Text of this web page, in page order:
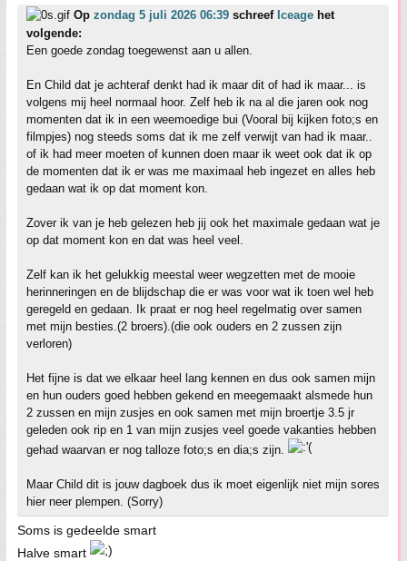
Op zondag 5 juli 2026 06:39 schreef Iceage het
volgende:
Een goede zondag toegewenst aan u allen.
En Child dat je achteraf denkt had ik maar dit of had ik maar... is
volgens mij heel normaal hoor. Zelf heb ik na al die jaren ook nog
momenten dat ik in een weemoedige bui (Vooral bij kijken foto;s en
filmpjes) nog steeds soms dat ik me zelf verwijt van had ik maar..
of ik had meer moeten of kunnen doen maar ik weet ook dat ik op
de momenten dat ik er was me maximaal heb ingezet en alles heb
gedaan wat ik op dat moment kon.
Zover ik van je heb gelezen heb jij ook het maximale gedaan wat je
op dat moment kon en dat was heel veel.
Zelf kan ik het gelukkig meestal weer wegzetten met de mooie
herinneringen en de blijdschap die er was voor wat ik toen wel heb
geregeld en gedaan. Ik praat er nog heel regelmatig over samen
met mijn besties.(2 broers).(die ook ouders en 2 zussen zijn
verloren)
Het fijne is dat we elkaar heel lang kennen en dus ook samen mijn
en hun ouders goed hebben gekend en meegemaakt alsmede hun
2 zussen en mijn zusjes en ook samen met mijn broertje 3.5 jr
geleden ook rip en 1 van mijn zusjes veel goede vakanties hebben
gehad waarvan er nog talloze foto;s en dia;s zijn.
Maar Child dit is jouw dagboek dus ik moet eigenlijk niet mijn sores
hier neer plempen. (Sorry)
Soms is gedeelde smart
Halve smart